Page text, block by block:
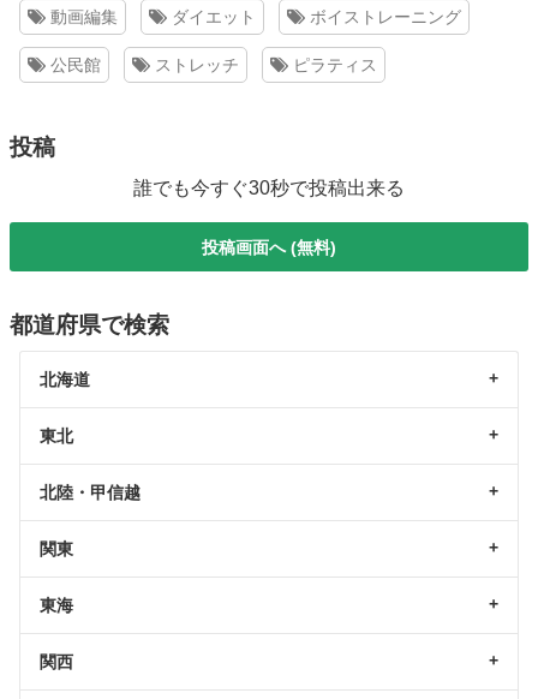
動画編集 ダイエット ボイストレーニング
公民館 ストレッチ ピラティス
投稿
誰でも今すぐ30秒で投稿出来る
投稿画面へ (無料)
都道府県で検索
北海道
東北
北陸・甲信越
関東
東海
関西